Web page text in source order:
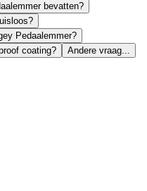
bevatten?
Pedaalemmer?
coating?
Andere vraag...